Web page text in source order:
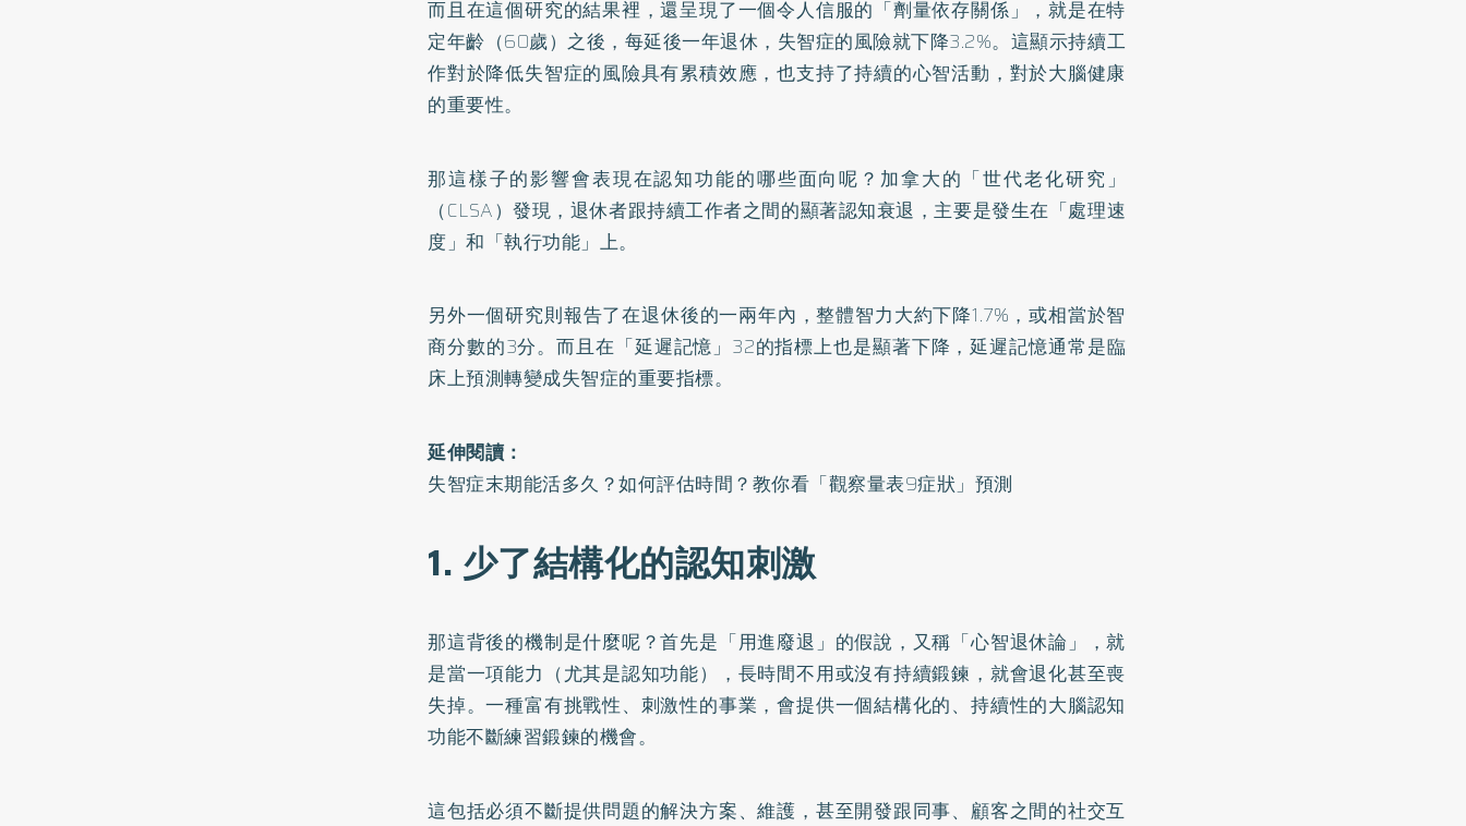
而且在這個研究的結果裡，還呈現了一個令人信服的「劑量依存關係」，就是在特
定年齡（60歲）之後，每延後一年退休，失智症的風險就下降3.2%。這顯示持續工
作對於降低失智症的風險具有累積效應，也支持了持續的心智活動，對於大腦健康
的重要性。
那這樣子的影響會表現在認知功能的哪些面向呢？加拿大的「世代老化研究」
（CLSA）發現，退休者跟持續工作者之間的顯著認知衰退，主要是發生在「處理速
度」和「執行功能」上。
另外一個研究則報告了在退休後的一兩年內，整體智力大約下降1.7%，或相當於智
商分數的3分。而且在「延遲記憶」32的指標上也是顯著下降，延遲記憶通常是臨
床上預測轉變成失智症的重要指標。
延伸閱讀：
失智症末期能活多久？如何評估時間？教你看「觀察量表9症狀」預測
1. 少了結構化的認知刺激
那這背後的機制是什麼呢？首先是「用進廢退」的假說，又稱「心智退休論」，就
是當一項能力（尤其是認知功能），長時間不用或沒有持續鍛鍊，就會退化甚至喪
失掉。一種富有挑戰性、刺激性的事業，會提供一個結構化的、持續性的大腦認知
功能不斷練習鍛鍊的機會。
這包括必須不斷提供問題的解決方案、維護，甚至開發跟同事、顧客之間的社交互